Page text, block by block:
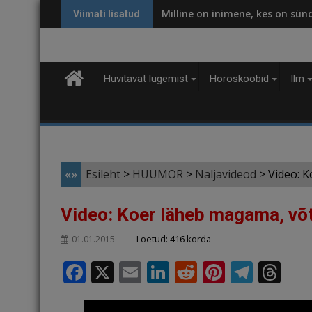
to
Viimati lisatud Milline on inimene, kes on
Huvitavat lugemist Horoskoobid Ilm
«» Esileht > HUUMOR > Naljavideod >Video:
Video: Koer läheb magama,
01.01.2015 Loetud: 416 korda
F
a
X E
m
Li
n
R
e
Pi
n
T
el h